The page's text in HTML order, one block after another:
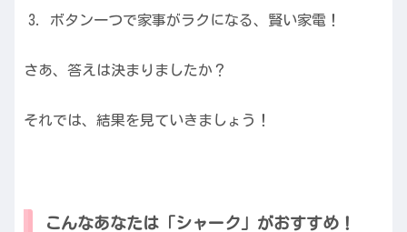
ボタン一つで家事がラクになる、賢い家電！
さあ、答えは決まりましたか？
それでは、結果を見ていきましょう！
こんなあなたは「シャーク」がおすすめ！